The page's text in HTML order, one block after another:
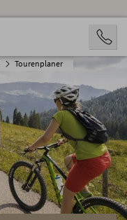
Tourenplaner